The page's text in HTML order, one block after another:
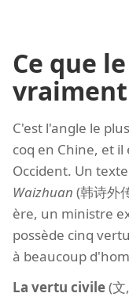
Ce que
C'est l'angle le
coq en Chine, et
Occident. Un
Waizhuan (韩诗外
ère, un ministre
possède cinq
à beaucoup
La vertu civile(